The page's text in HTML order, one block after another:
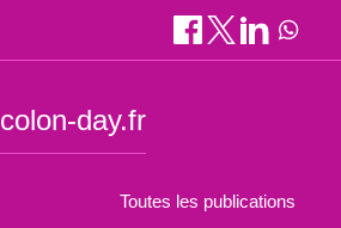
colon-day.fr
Toutes les publications